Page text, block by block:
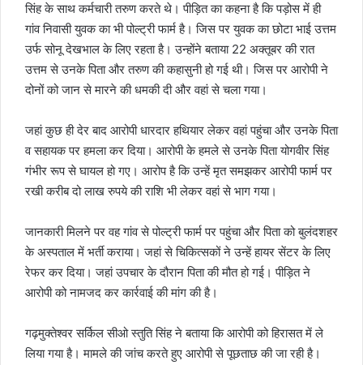
सिंह के साथ कर्मचारी तरुण करते थे। पीड़ित का कहना है कि पड़ोस में ही
गांव निवासी युवक का भी पोल्ट्री फार्म है। जिस पर युवक का छोटा भाई उत्तम
उर्फ सोनू देखभाल के लिए रहता है। उन्होंने बताया 22 अक्तूबर की रात
उत्तम से उनके पिता और तरुण की कहासुनी हो गई थी। जिस पर आरोपी ने
दोनों को जान से मारने की धमकी दी और वहां से चला गया।
जहां कुछ ही देर बाद आरोपी धारदार हथियार लेकर वहां पहुंचा और उनके पिता
व सहायक पर हमला कर दिया। आरोपी के हमले से उनके पिता योगवीर सिंह
गंभीर रूप से घायल हो गए। आरोप है कि उन्हें मृत समझकर आरोपी फार्म पर
रखी करीब दो लाख रुपये की राशि भी लेकर वहां से भाग गया।
जानकारी मिलने पर वह गांव से पोल्ट्री फार्म पर पहुंचा और पिता को बुलंदशहर
के अस्पताल में भर्ती कराया। जहां से चिकित्सकों ने उन्हें हायर सेंटर के लिए
रेफर कर दिया। जहां उपचार के दौरान पिता की मौत हो गई। पीड़ित ने
आरोपी को नामजद कर कार्रवाई की मांग की है।
गढ़मुक्तेश्वर सर्किल सीओ स्तुति सिंह ने बताया कि आरोपी को हिरासत में ले
लिया गया है। मामले की जांच करते हुए आरोपी से पूछताछ की जा रही है।